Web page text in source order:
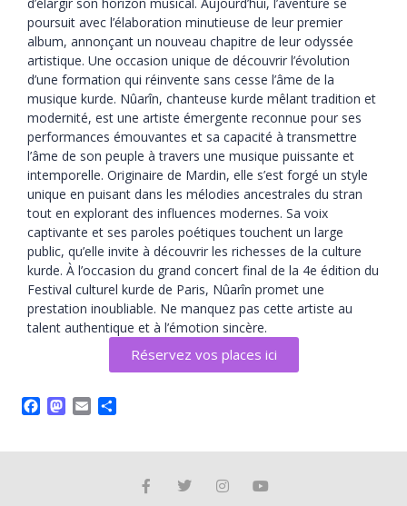
d’élargir son horizon musical. Aujourd’hui, l’aventure se
poursuit avec l’élaboration minutieuse de leur premier
album, annonçant un nouveau chapitre de leur odyssée
artistique. Une occasion unique de découvrir l’évolution
d’une formation qui réinvente sans cesse l’âme de la
musique kurde. Nûarîn, chanteuse kurde mêlant tradition et
modernité, est une artiste émergente reconnue pour ses
performances émouvantes et sa capacité à transmettre
l’âme de son peuple à travers une musique puissante et
intemporelle. Originaire de Mardin, elle s’est forgé un style
unique en puisant dans les mélodies ancestrales du stran
tout en explorant des influences modernes. Sa voix
captivante et ses paroles poétiques touchent un large
public, qu’elle invite à découvrir les richesses de la culture
kurde. À l’occasion du grand concert final de la 4e édition du
Festival culturel kurde de Paris, Nûarîn promet une
prestation inoubliable. Ne manquez pas cette artiste au
talent authentique et à l’émotion sincère.
Réservez vos places ici
Facebook
Mastodon
Email